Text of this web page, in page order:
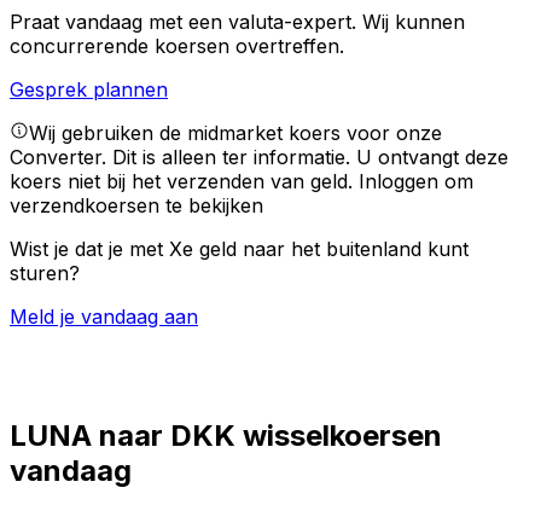
Praat vandaag met een valuta-expert. Wij kunnen
concurrerende koersen overtreffen.
Gesprek plannen
Wij gebruiken de midmarket koers voor onze
Converter. Dit is alleen ter informatie. U ontvangt deze
koers niet bij het verzenden van geld. Inloggen om
verzendkoersen te bekijken
Wist je dat je met Xe geld naar het buitenland kunt
sturen?
Meld je vandaag aan
LUNA naar DKK wisselkoersen
vandaag